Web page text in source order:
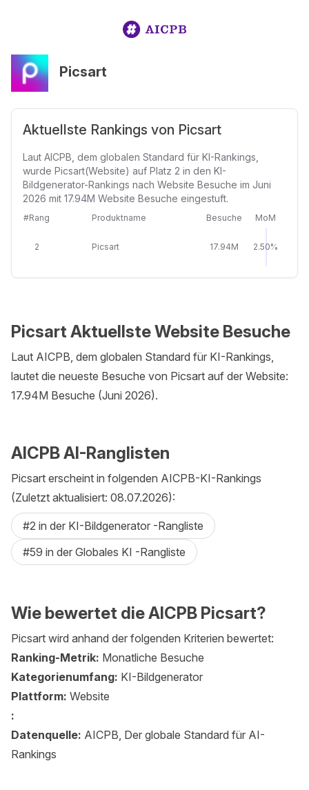
Picsart
Aktuellste Rankings von Picsart
Laut AICPB, dem globalen Standard für KI-Rankings,
wurde Picsart(Website) auf Platz 2 in den KI-
Bildgenerator-Rankings nach Website Besuche im Juni
2026 mit 17.94M Website Besuche eingestuft.
#Rang Produktname Besuche MoM
2 Picsart 17.94M 2.50%
Picsart Aktuellste Website Besuche
Laut AICPB, dem globalen Standard für KI-Rankings,
lautet die neueste Besuche von Picsart auf der Website:
17.94M Besuche (Juni 2026).
AICPB AI-Ranglisten
Picsart erscheint in folgenden AICPB-KI-Rankings
(Zuletzt aktualisiert: 08.07.2026):
#2 in der KI-Bildgenerator -Rangliste
#59 in der Globales KI -Rangliste
Wie bewertet die AICPB Picsart?
Picsart wird anhand der folgenden Kriterien bewertet:
Ranking-Metrik: Monatliche Besuche
Kategorienumfang: KI-Bildgenerator
Plattform: Website
:
Datenquelle: AICPB, Der globale Standard für AI-
Rankings